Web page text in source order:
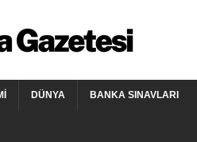
DÜNYA BANKA SINAVLARI